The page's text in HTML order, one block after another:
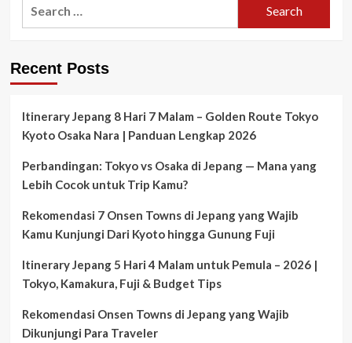
2018
Wisata
Amazing
Muslim
Neuschwanstain
(Winter
Season)”
–
Desember
/
Januari
–
2019
Recent Posts
Itinerary Jepang 8 Hari 7 Malam – Golden Route Tokyo
Kyoto Osaka Nara | Panduan Lengkap 2026
Perbandingan: Tokyo vs Osaka di Jepang — Mana yang
Lebih Cocok untuk Trip Kamu?
Rekomendasi 7 Onsen Towns di Jepang yang Wajib
Kamu Kunjungi Dari Kyoto hingga Gunung Fuji
Itinerary Jepang 5 Hari 4 Malam untuk Pemula – 2026 |
Tokyo, Kamakura, Fuji & Budget Tips
Rekomendasi Onsen Towns di Jepang yang Wajib
Dikunjungi Para Traveler